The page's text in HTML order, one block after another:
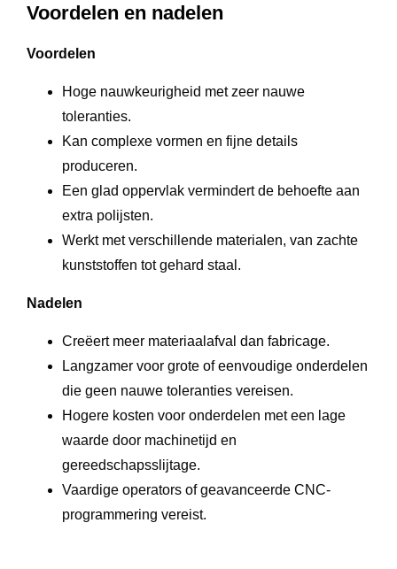
Voordelen en nadelen
Voordelen
Hoge nauwkeurigheid met zeer nauwe
toleranties.
Kan complexe vormen en fijne details
produceren.
Een glad oppervlak vermindert de behoefte aan
extra polijsten.
Werkt met verschillende materialen, van zachte
kunststoffen tot gehard staal.
Nadelen
Creëert meer materiaalafval dan fabricage.
Langzamer voor grote of eenvoudige onderdelen
die geen nauwe toleranties vereisen.
Hogere kosten voor onderdelen met een lage
waarde door machinetijd en
gereedschapsslijtage.
Vaardige operators of geavanceerde CNC-
programmering vereist.